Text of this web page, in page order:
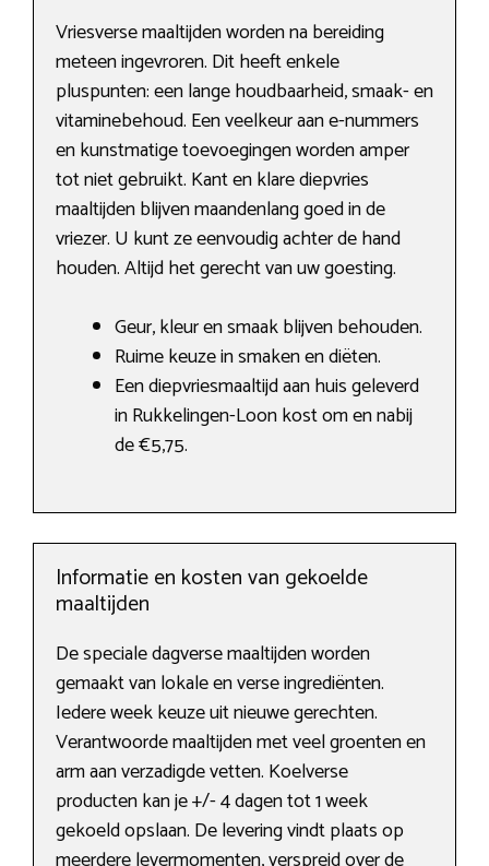
Vriesverse maaltijden worden na bereiding
meteen ingevroren. Dit heeft enkele
pluspunten: een lange houdbaarheid, smaak- en
vitaminebehoud. Een veelkeur aan e-nummers
en kunstmatige toevoegingen worden amper
tot niet gebruikt. Kant en klare diepvries
maaltijden blijven maandenlang goed in de
vriezer. U kunt ze eenvoudig achter de hand
houden. Altijd het gerecht van uw goesting.
Geur, kleur en smaak blijven behouden.
Ruime keuze in smaken en diëten.
Een diepvriesmaaltijd aan huis geleverd
in Rukkelingen-Loon kost om en nabij
de €5,75.
Informatie en kosten van gekoelde
maaltijden
De speciale dagverse maaltijden worden
gemaakt van lokale en verse ingrediënten.
Iedere week keuze uit nieuwe gerechten.
Verantwoorde maaltijden met veel groenten en
arm aan verzadigde vetten. Koelverse
producten kan je +/- 4 dagen tot 1 week
gekoeld opslaan. De levering vindt plaats op